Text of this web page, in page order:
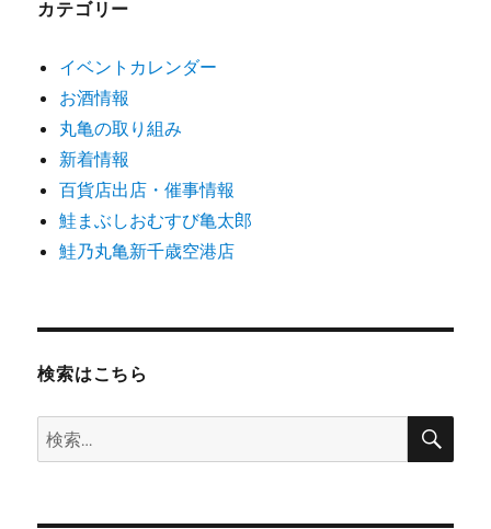
カテゴリー
イベントカレンダー
お酒情報
丸亀の取り組み
新着情報
百貨店出店・催事情報
鮭まぶしおむすび亀太郎
鮭乃丸亀新千歳空港店
検索はこちら
検
索:
検